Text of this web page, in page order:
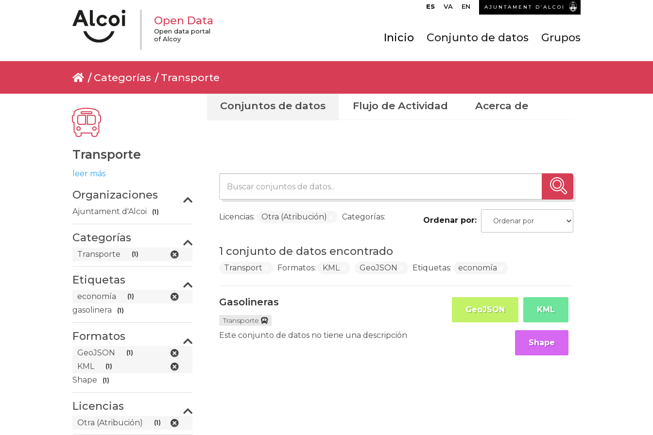
ES VA EN AJUNTAMENT D’ALCOI
Open Data
Open data portal
of Alcoy
Inicio Conjunto de datos Grupos
Categorías Transporte
Transporte
leer más
Organizaciones
Ajuntament d'Alcoi (1)
Categorías
Transporte (1)
Etiquetas
economía (1)
gasolinera (1)
Formatos
GeoJSON (1)
KML (1)
Shape (1)
Licencias
Otra (Atribución) (1)
Conjuntos de datos Flujo de Actividad Acerca de
Ordenar por
1 conjunto de datos encontrado
Licencias: Otra (Atribución) Categorías:
Transport Formatos: KML GeoJSON Etiquetas: economía
Gasolineras
Transporte
Este conjunto de datos no tiene una descripción
KML
GeoJSON
Shape